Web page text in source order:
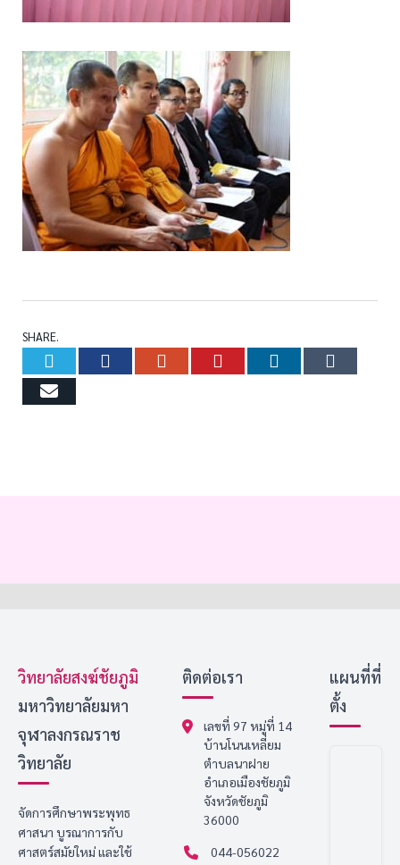
SHARE.
TwitterFacebookGoogle+Pinterest
LinkedIn
Email
วิทยาลัยสงฆ์ชัยภูมิ
มหาวิทยาลัยมหา
จุฬาลงกรณราช
วิทยาลัย
จัดการศึกษาพระพุทธ
ศาสนา บูรณาการกับ
ศาสตร์สมัยใหม่ และใช้
ติดต่อเรา
เลขที่ 97 หมู่ที่ 14
บ้านโนนเหลี่ยม
ตำบลนาฝาย
อำเภอเมืองชัยภูมิ
จังหวัดชัยภูมิ
36000
044-056022
แผนที่ที่
ตั้ง